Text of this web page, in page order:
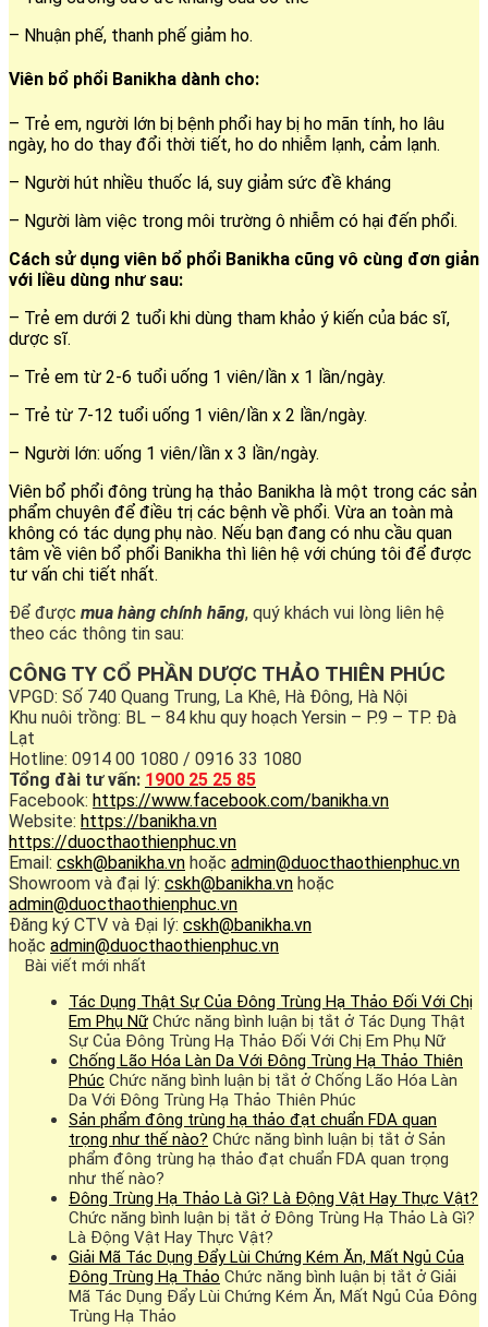
– Nhuận phế, thanh phế giảm ho.
Viên bổ phổi Banikha dành cho:
– Trẻ em, người lớn bị bệnh phổi hay bị ho mãn tính, ho lâu
ngày, ho do thay đổi thời tiết, ho do nhiễm lạnh, cảm lạnh.
– Người hút nhiều thuốc lá, suy giảm sức đề kháng
– Người làm việc trong môi trường ô nhiễm có hại đến phổi.
Cách sử dụng viên bổ phổi Banikha cũng vô cùng đơn giản
với liều dùng như sau:
– Trẻ em dưới 2 tuổi khi dùng tham khảo ý kiến của bác sĩ,
dược sĩ.
– Trẻ em từ 2-6 tuổi uống 1 viên/lần x 1 lần/ngày.
– Trẻ từ 7-12 tuổi uống 1 viên/lần x 2 lần/ngày.
– Người lớn: uống 1 viên/lần x 3 lần/ngày.
Viên bổ phổi đông trùng hạ thảo Banikha là một trong các sản
phẩm chuyên để điều trị các bệnh về phổi. Vừa an toàn mà
không có tác dụng phụ nào. Nếu bạn đang có nhu cầu quan
tâm về viên bổ phổi Banikha thì liên hệ với chúng tôi để được
tư vấn chi tiết nhất.
Để được mua hàng chính hãng, quý khách vui lòng liên hệ
theo các thông tin sau:
CÔNG TY CỔ PHẦN DƯỢC THẢO THIÊN PHÚC
VPGD: Số 740 Quang Trung, La Khê, Hà Đông, Hà Nội
Khu nuôi trồng: BL – 84 khu quy hoạch Yersin – P.9 – TP. Đà
Lạt
Hotline: 0914 00 1080 / 0916 33 1080
Tổng đài tư vấn: 1900 25 25 85
Facebook: https://www.facebook.com/banikha.vn
Website: https://banikha.vn
https://duocthaothienphuc.vn
Email: cskh@banikha.vn hoặc admin@duocthaothienphuc.vn
Showroom và đại lý: cskh@banikha.vn hoặc
admin@duocthaothienphuc.vn
Đăng ký CTV và Đại lý: cskh@banikha.vn
hoặc admin@duocthaothienphuc.vn
Bài viết mới nhất
Tác Dụng Thật Sự Của Đông Trùng Hạ Thảo Đối Với Chị
Em Phụ Nữ Chức năng bình luận bị tắt ở Tác Dụng Thật
Sự Của Đông Trùng Hạ Thảo Đối Với Chị Em Phụ Nữ
Chống Lão Hóa Làn Da Với Đông Trùng Hạ Thảo Thiên
Phúc Chức năng bình luận bị tắt ở Chống Lão Hóa Làn
Da Với Đông Trùng Hạ Thảo Thiên Phúc
Sản phẩm đông trùng hạ thảo đạt chuẩn FDA quan
trọng như thế nào? Chức năng bình luận bị tắt ở Sản
phẩm đông trùng hạ thảo đạt chuẩn FDA quan trọng
như thế nào?
Đông Trùng Hạ Thảo Là Gì? Là Động Vật Hay Thực Vật?
Chức năng bình luận bị tắt ở Đông Trùng Hạ Thảo Là Gì?
Là Động Vật Hay Thực Vật?
Giải Mã Tác Dụng Đẩy Lùi Chứng Kém Ăn, Mất Ngủ Của
Đông Trùng Hạ Thảo Chức năng bình luận bị tắt ở Giải
Mã Tác Dụng Đẩy Lùi Chứng Kém Ăn, Mất Ngủ Của Đông
Trùng Hạ Thảo